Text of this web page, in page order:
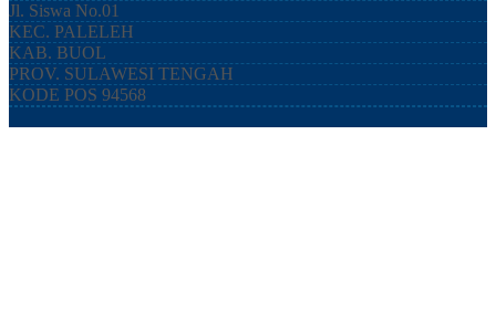
Jl. Siswa No.01
KEC. PALELEH
KAB. BUOL
PROV. SULAWESI TENGAH
KODE POS 94568